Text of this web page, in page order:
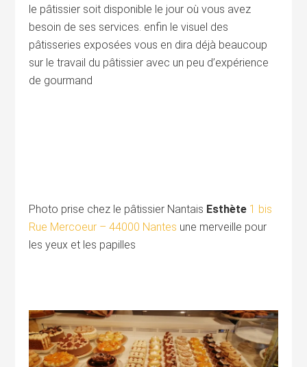
le pâtissier soit disponible le jour où vous avez
besoin de ses services. enfin le visuel des
pâtisseries exposées vous en dira déjà beaucoup
sur le travail du pâtissier avec un peu d’expérience
de gourmand
Photo prise chez le pâtissier Nantais Esthète 1 bis
Rue Mercoeur – 44000 Nantes une merveille pour
les yeux et les papilles